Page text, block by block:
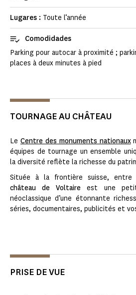
Lugares : Toute l’année
Comodidades
Parking pour autocar à proximité ;
places à deux minutes à pied
TOURNAGE AU CHÂTEAU
Le Centre des monuments nationaux
équipes de tournage un ensemble
la diversité reflète la richesse du
Située à la frontière suisse,
château de Voltaire est une
néoclassique d’une étonnante
séries, documentaires, publicités et
PRISE DE VUE